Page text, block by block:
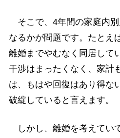
そこで、4年間の家庭内
なるかが問題です。たとえ
離婚までやむなく同居して
干渉はまったくなく、家計
は、もはや回復はあり得な
破綻していると言えます。
しかし、離婚を考えてい